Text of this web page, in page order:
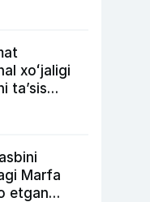
xoʻjaligi
taʼsis
Marfa
etgan